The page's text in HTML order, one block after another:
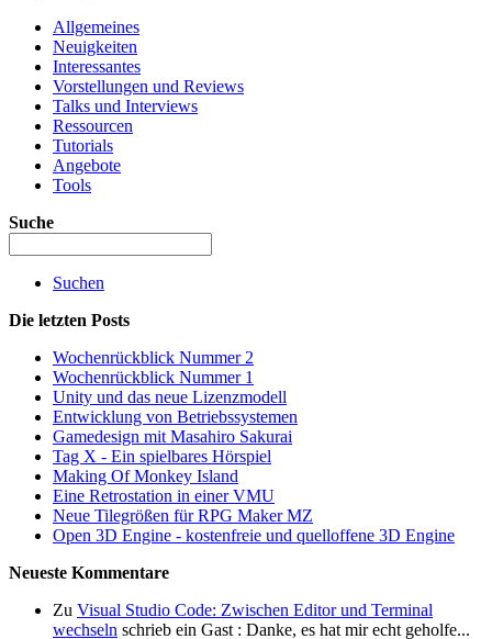
Allgemeines
Neuigkeiten
Interessantes
Vorstellungen und Reviews
Talks und Interviews
Ressourcen
Tutorials
Angebote
Tools
Suche
Suchen
Die letzten Posts
Wochenrückblick Nummer 2
Wochenrückblick Nummer 1
Unity und das neue Lizenzmodell
Entwicklung von Betriebssystemen
Gamedesign mit Masahiro Sakurai
Tag X - Ein spielbares Hörspiel
Making Of Monkey Island
Eine Retrostation in einer VMU
Neue Tilegrößen für RPG Maker MZ
Open 3D Engine - kostenfreie und quelloffene 3D Engine
Neueste Kommentare
Zu Visual Studio Code: Zwischen Editor und Terminal
wechseln schrieb ein Gast : Danke, es hat mir echt geholfe...